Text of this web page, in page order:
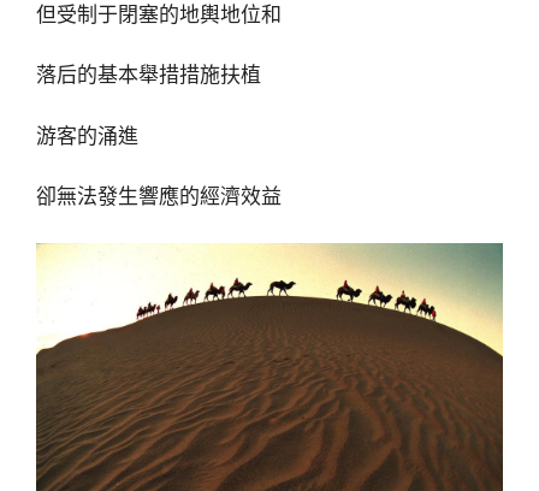
但受制于閉塞的地輿地位和
落后的基本舉措措施扶植
游客的涌進
卻無法發生響應的經濟效益